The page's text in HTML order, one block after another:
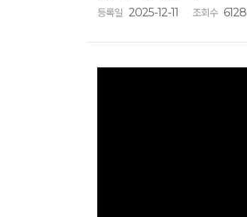
등록일 2025-12-11 조회수 6128